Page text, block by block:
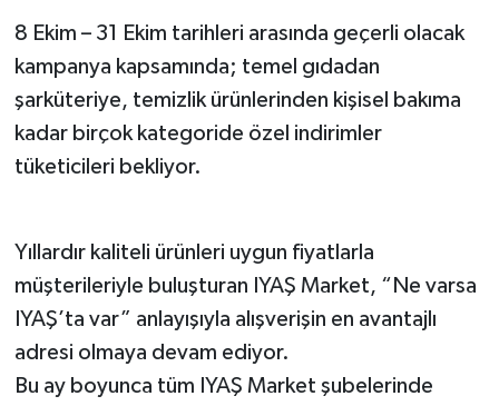
8 Ekim – 31 Ekim tarihleri arasında geçerli olacak
kampanya kapsamında; temel gıdadan
şarküteriye, temizlik ürünlerinden kişisel bakıma
kadar birçok kategoride özel indirimler
tüketicileri bekliyor.
Yıllardır kaliteli ürünleri uygun fiyatlarla
müşterileriyle buluşturan IYAŞ Market, “Ne varsa
IYAŞ’ta var” anlayışıyla alışverişin en avantajlı
adresi olmaya devam ediyor.
Bu ay boyunca tüm IYAŞ Market şubelerinde